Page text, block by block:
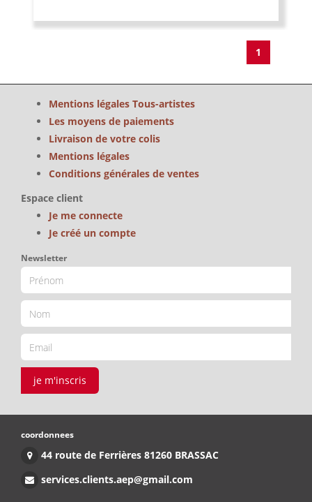
1
Mentions légales Tous-artistes
Les moyens de paiements
Livraison de votre colis
Mentions légales
Conditions générales de ventes
Espace client
Je me connecte
Je créé un compte
Newsletter
je m'inscris
coordonnees
44 route de Ferrières 81260 BRASSAC
services.clients.aep@gmail.com